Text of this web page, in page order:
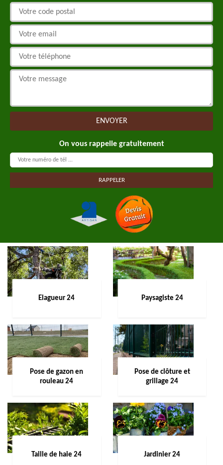
On vous rappelle gratuitement
Elagueur 24 Paysagiste 24
Pose de gazon en
rouleau 24
Pose de clôture et
grillage 24
Taille de haie 24 Jardinier 24